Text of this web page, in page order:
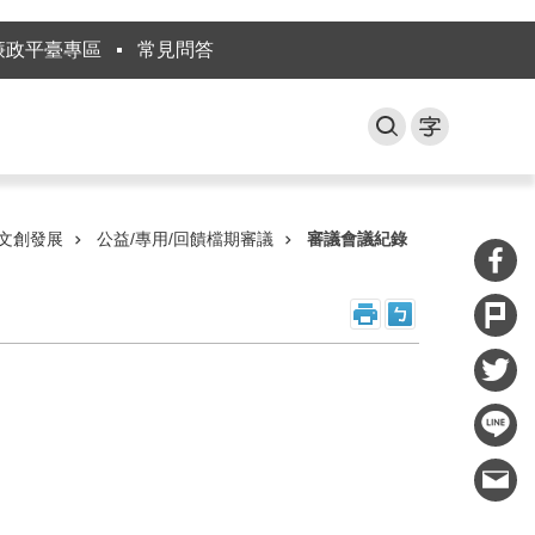
政平臺專區 常見問答
創發展 公益/專用/回饋檔期審議 審議會議紀錄